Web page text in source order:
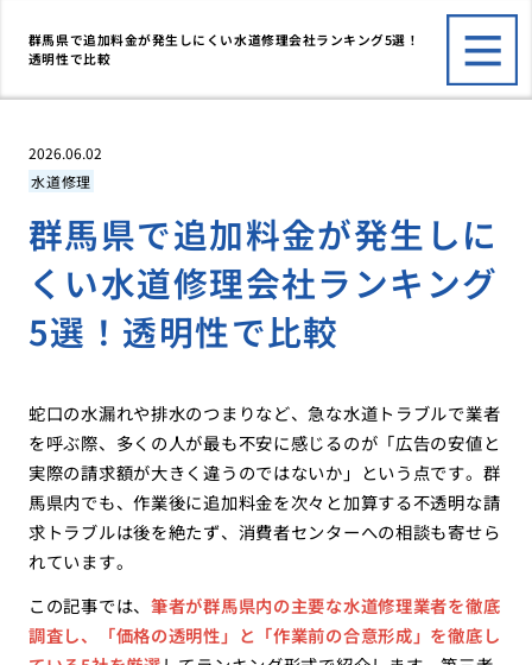
群馬県で追加料金が発生しにくい水道修理会社ランキング5選！
透明性で比較
2026.06.02
水道修理
群馬県で追加料金が発生しに
くい水道修理会社ランキング
5選！透明性で比較
蛇口の水漏れや排水のつまりなど、急な水道トラブルで業者
を呼ぶ際、多くの人が最も不安に感じるのが「広告の安値と
実際の請求額が大きく違うのではないか」という点です。群
馬県内でも、作業後に追加料金を次々と加算する不透明な請
求トラブルは後を絶たず、消費者センターへの相談も寄せら
れています。
この記事では、 筆者が群馬県内の主要な水道修理業者を徹底
調査し、「価格の透明性」と「作業前の合意形成」を徹底し